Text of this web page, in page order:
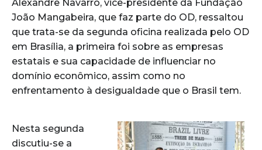
Alexandre Navarro, vice-presidente da Fundação
João Mangabeira, que faz parte do OD, ressaltou
que trata-se da segunda oficina realizada pelo OD
em Brasília, a primeira foi sobre as empresas
estatais e sua capacidade de influenciar no
domínio econômico, assim como no
enfrentamento à desigualdade que o Brasil tem.
Nesta segunda
discutiu-se a